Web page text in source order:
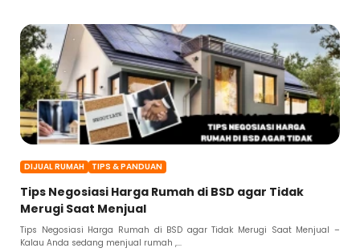
DIJUAL RUMAH TIPS & PANDUAN
Tips Negosiasi Harga Rumah di BSD agar Tidak
Merugi Saat Menjual
Tips Negosiasi Harga Rumah di BSD agar Tidak Merugi Saat Menjual –
Kalau Anda sedang menjual rumah ,...